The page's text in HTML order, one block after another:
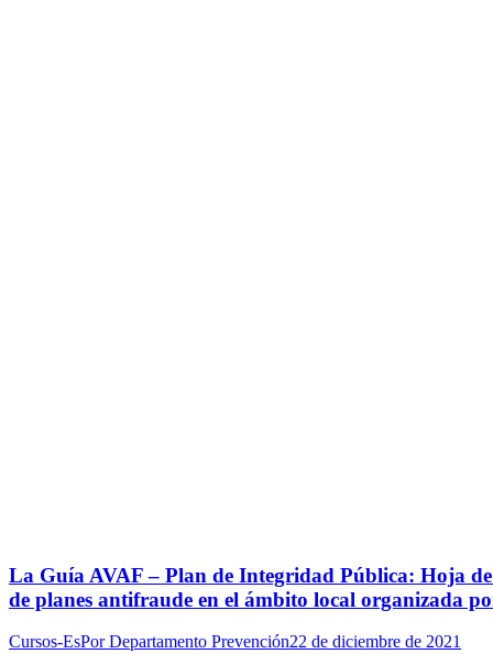
La Guía AVAF – Plan de Integridad Pública: Hoja
de planes antifraude en el ámbito local organizada
Cursos-EsPorDepartamento Prevención22 de diciembre de 2021